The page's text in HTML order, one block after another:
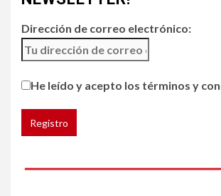
5
HOGAR Y SALUD
Generación Z ignora
de cáncer al
Dirección de correo electrónico:
He leído y acepto los términos y